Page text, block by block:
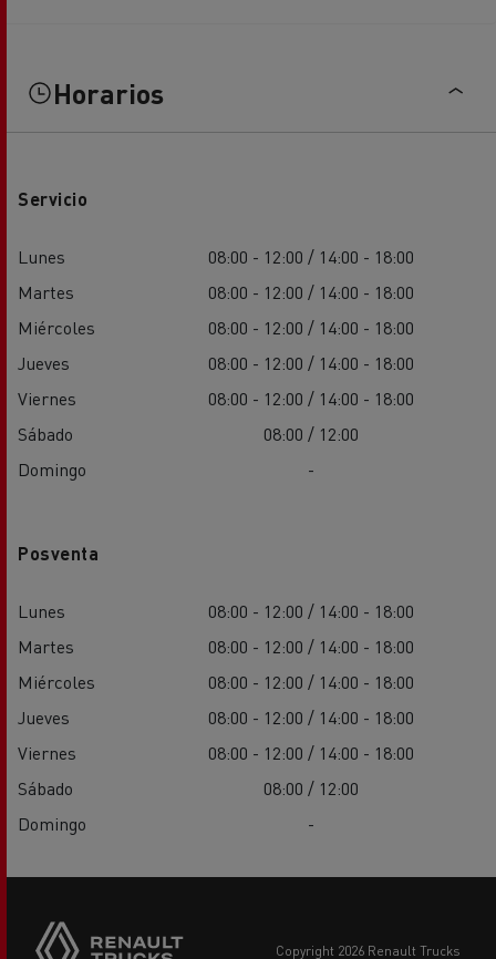
Horarios
Servicio
Lunes
08:00 - 12:00 / 14:00 - 18:00
Martes
08:00 - 12:00 / 14:00 - 18:00
Miércoles
08:00 - 12:00 / 14:00 - 18:00
Jueves
08:00 - 12:00 / 14:00 - 18:00
Viernes
08:00 - 12:00 / 14:00 - 18:00
Sábado
08:00 / 12:00
Domingo
-
Posventa
Lunes
08:00 - 12:00 / 14:00 - 18:00
Martes
08:00 - 12:00 / 14:00 - 18:00
Miércoles
08:00 - 12:00 / 14:00 - 18:00
Jueves
08:00 - 12:00 / 14:00 - 18:00
Viernes
08:00 - 12:00 / 14:00 - 18:00
Sábado
08:00 / 12:00
Domingo
-
copyright 2026 Renault Trucks